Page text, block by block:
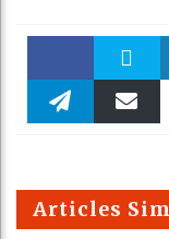
Faceboo Twitter
m
Articles